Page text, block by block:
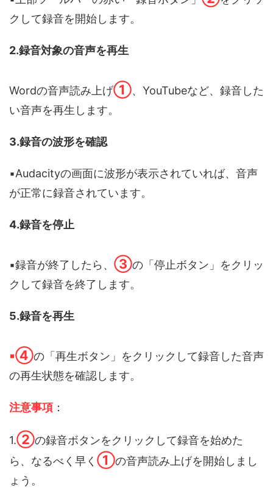
クして録音を開始します。
2.録音対象の音声を再生
Wordの音声読み上げ①、YouTubeなど、録音した
い音声を再生します。
3.録音の波形を確認
▪️Audacityの画面に波形が表示されていれば、音声
が正常に録音されています。
4.録音を停止
▪️録音が終了したら、 ③の「停止ボタン」をクリッ
クして録音を終了します。
5.録音を再生
▪️④の「再生ボタン」をクリックして録音した音声
の再生状態を確認します。
注意事項 ：
1.②の録音ボタンをクリックして録音を始めた
ら、なるべく早く ①の音声読み上げを開始しまし
ょう。